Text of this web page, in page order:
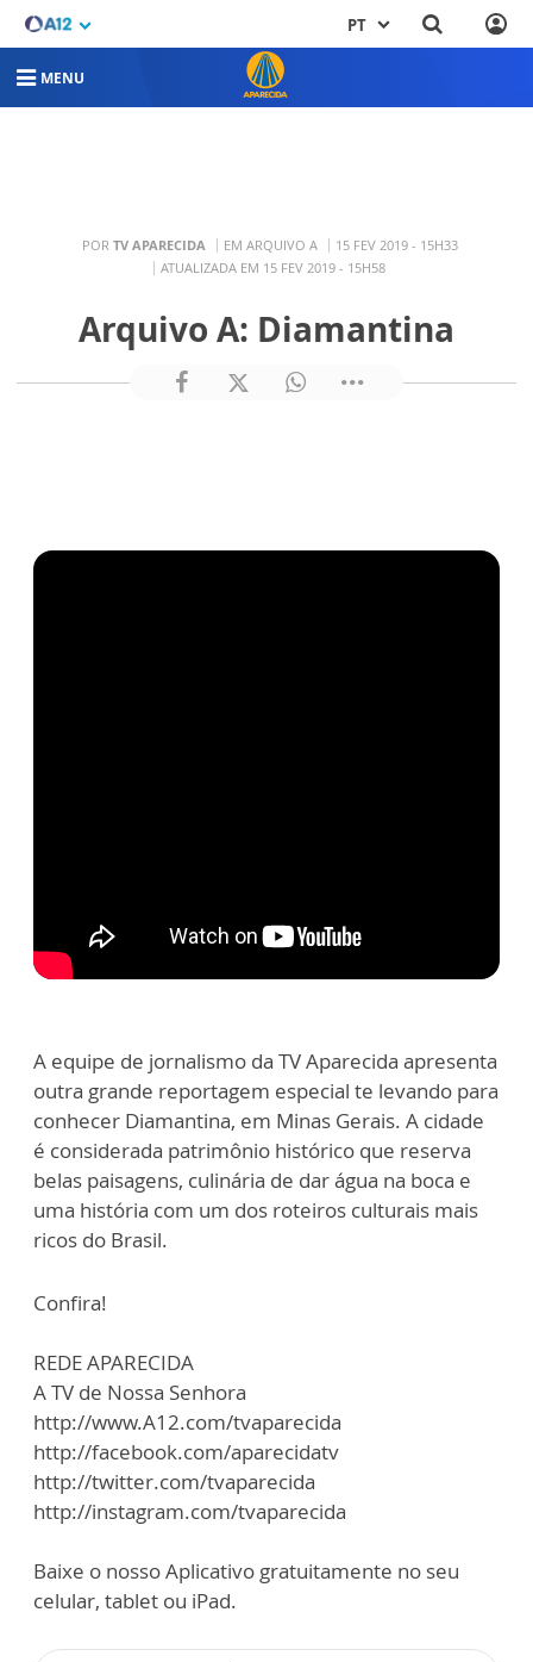
PT
MENU
POR TV APARECIDA EM ARQUIVO A
15 FEV 2019 - 15H33
ATUALIZADA EM 15 FEV 2019 - 15H58
Arquivo A: Diamantina
A equipe de jornalismo da TV Aparecida apresenta
outra grande reportagem especial te levando para
conhecer Diamantina, em Minas Gerais. A cidade
é considerada patrimônio histórico que reserva
belas paisagens, culinária de dar água na boca e
uma história com um dos roteiros culturais mais
ricos do Brasil.
Confira!
REDE APARECIDA
A TV de Nossa Senhora
http://www.A12.com/tvaparecida
http://facebook.com/aparecidatv
http://twitter.com/tvaparecida
http://instagram.com/tvaparecida
Baixe o nosso Aplicativo gratuitamente no seu
celular, tablet ou iPad.